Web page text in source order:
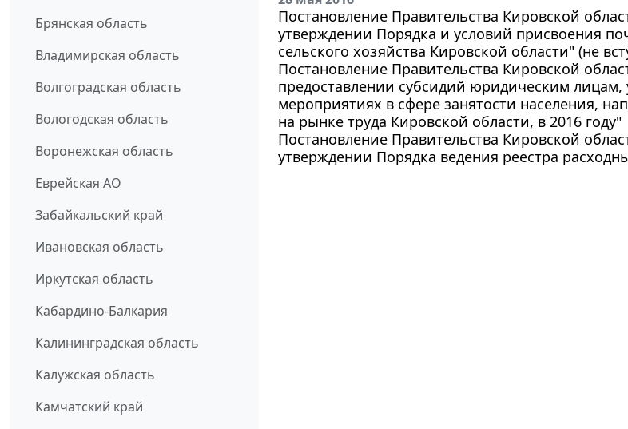
Брянская область
Владимирская область
Волгоградская область
Вологодская область
Воронежская область
Еврейская АО
Забайкальский край
Ивановская область
Иркутская область
Кабардино-Балкария
Калининградская область
Калужская область
Камчатский край
Постановление Правительства Кировской
утверждении Порядка и условий присвоения
сельского хозяйства Кировской области" (не
Постановление Правительства Кировской
предоставлении субсидий юридическим
мероприятиях в сфере занятости населения,
на рынке труда Кировской области, в 2016 году"
Постановление Правительства Кировской
утверждении Порядка ведения реестра